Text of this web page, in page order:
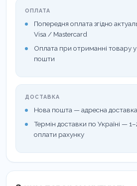
рН, не викликає подразнень чи
важливо при частому
складу одна пляшка засобу
звичайного мийного засобу.
Сфера застосування:
Медицина: Харчоблоки
Громадське харчування:
ОПЛАТА
Попередня оплата згідно
Visa / Mastercard
Оплата при отриманні товару у
пошти
ДОСТАВКА
Нова пошта — адресна доставка
Термін доставки по Україні —
оплати рахунку